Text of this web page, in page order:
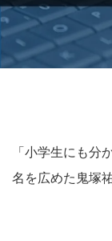
「小学生にも分
名を広めた鬼塚